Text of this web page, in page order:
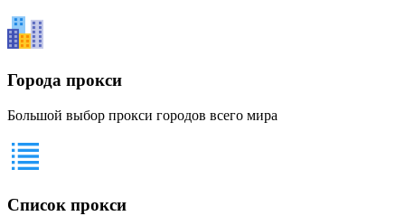
Города прокси
Большой выбор прокси городов всего мира
Список прокси